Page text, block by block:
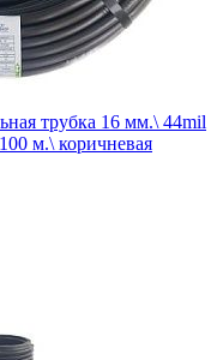
трубка 16 мм.\ 44mil
м.\ коричневая